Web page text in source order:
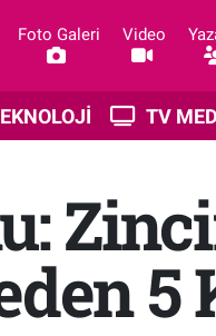
Foto Galeri Video
TV
5